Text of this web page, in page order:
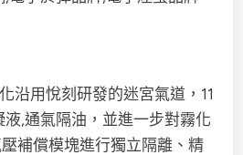
沿用悅刻研發的迷宮氣道，11
,通氣隔油，並進一步對霧化
補償模塊進行獨立隔離、精